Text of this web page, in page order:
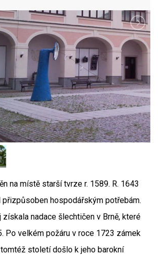
na místě starší tvrze r. 1589. R. 1643
přizpůsoben hospodářským potřebám.
získala nadace šlechtičen v Brně, které
Po velkém požáru v roce 1723 zámek
století došlo k jeho barokní